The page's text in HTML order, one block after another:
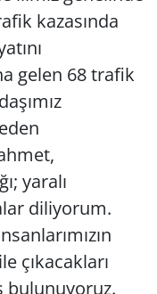
kazasında
gelen 68 trafik
yaralı
diliyorum.
çıkacakları
bulunuyoruz.